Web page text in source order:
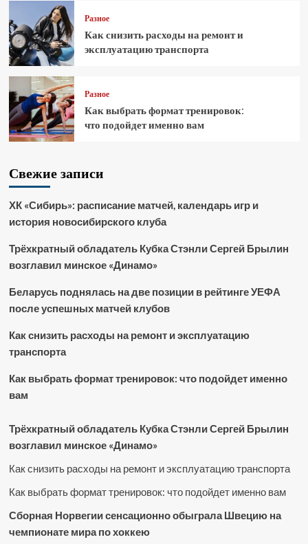
Разное
Как снизить расходы на ремонт и
эксплуатацию транспорта
Разное
Как выбрать формат тренировок:
что подойдет именно вам
Свежие записи
ХК «Сибирь»: расписание матчей, календарь игр и
история новосибирского клуба
Трёхкратный обладатель Кубка Стэнли Сергей Брылин
возглавил минское «Динамо»
Беларусь поднялась на две позиции в рейтинге УЕФА
после успешных матчей клубов
Как снизить расходы на ремонт и эксплуатацию
транспорта
Как выбрать формат тренировок: что подойдет именно
вам
Трёхкратный обладатель Кубка Стэнли Сергей Брылин
возглавил минское «Динамо»
Как снизить расходы на ремонт и эксплуатацию транспорта
Как выбрать формат тренировок: что подойдет именно вам
Сборная Норвегии сенсационно обыграла Швецию на
чемпионате мира по хоккею